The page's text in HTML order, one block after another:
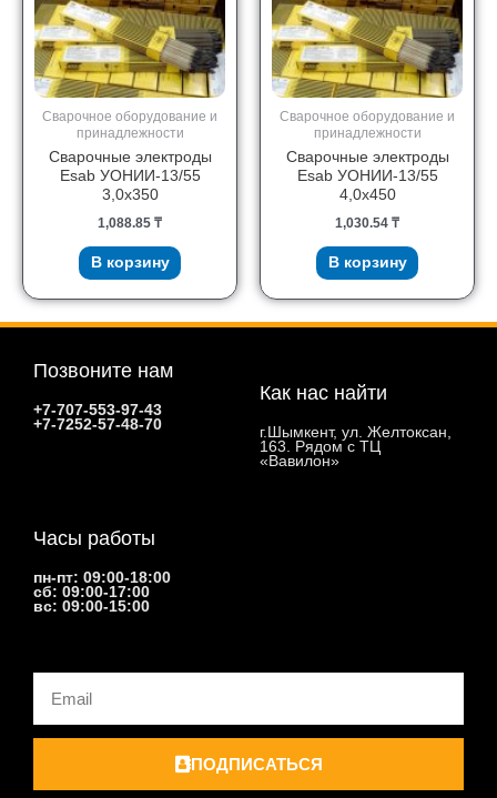
Сварочное оборудование и
принадлежности
Сварочные электроды
Esab УОНИИ-13/55
3,0х350
1,088.85 ₸
В корзину
Сварочное оборудование и
принадлежности
Сварочные электроды
Esab УОНИИ-13/55
4,0х450
1,030.54 ₸
В корзину
Позвоните нам
+7-707-553-97-43
+7-7252-57-48-70
Как нас найти
г.Шымкент, ул. Желтоксан,
163. Рядом с ТЦ
«Вавилон»
Часы работы
пн-пт: 09:00-18:00
сб: 09:00-17:00
вс: 09:00-15:00
Email
ПОДПИСАТЬСЯ